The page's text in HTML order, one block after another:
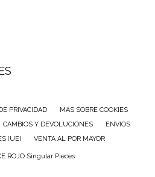
PRIVACIDAD
MAS SOBRE COOKIES
CAMBIOS Y DEVOLUCIONES
ENVIOS
(UE)
VENTA AL POR MAYOR
ROJO Singular Pieces